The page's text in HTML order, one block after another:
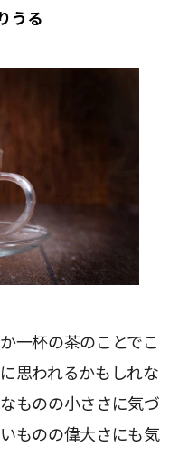
うる
一杯の茶のことでこ
思われるかもしれな
ものの小ささに気づ
ものの偉大さにも気